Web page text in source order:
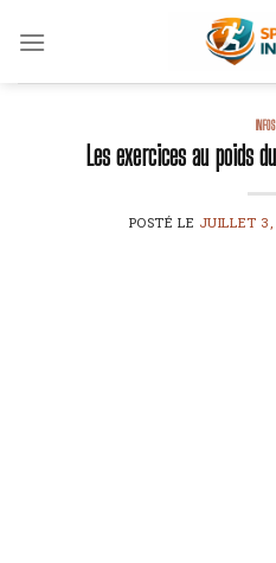
INFOS
Les exercices au poids
POSTÉ LE JUILLET